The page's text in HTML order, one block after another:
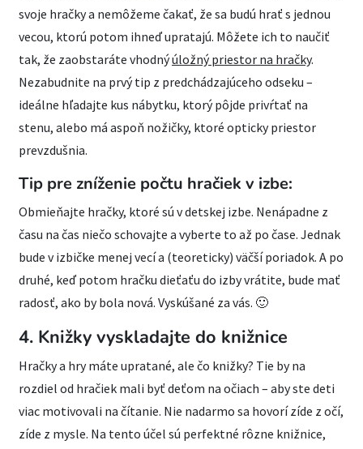
svoje hračky a nemôžeme čakať, že sa budú hrať s jednou
vecou, ​​ktorú potom ihneď upratajú. Môžete ich to naučiť
tak, že zaobstaráte vhodnýúložný priestor na hračky.
Nezabudnite na prvý tip z predchádzajúceho odseku –
ideálne hľadajte kus nábytku, ktorý pôjde privŕtať na
stenu, alebo má aspoň nožičky, ktoré opticky priestor
prevzdušnia.
Tip pre zníženie počtu hračiek v izbe:
Obmieňajte hračky, ktoré sú v detskej izbe. Nenápadne z
času na čas niečo schovajte a vyberte to až po čase. Jednak
bude v izbičke menej vecí a (teoreticky) väčší poriadok. A po
druhé, keď potom hračku dieťaťu do izby vrátite, bude mať
radosť, ako by bola nová. Vyskúšané za vás. 🙂
4. Knižky vyskladajte do knižnice
Hračky a hry máte upratané, ale čo knižky? Tie by na
rozdiel od hračiek mali byť deťom na očiach – aby ste deti
viac motivovali na čítanie. Nie nadarmo sa hovorí zíde z očí,
zíde z mysle. Na tento účel sú perfektné rôzne knižnice,